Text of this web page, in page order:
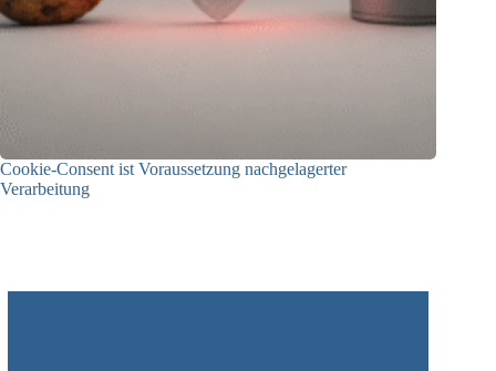
Cookie-Consent ist Voraussetzung nachgelagerter
Verarbeitung